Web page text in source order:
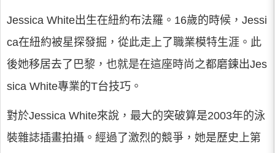
Jessica White出生在紐約布法羅。16歲的時候，Jessi
ca在紐約被星探發掘，從此走上了職業模特生涯。此
後她移居去了巴黎，也就是在這座時尚之都磨鍊出Jes
sica White專業的T台技巧。
對於Jessica White來說，最大的突破算是2003年的泳
裝雜誌插畫拍攝。經過了激烈的競爭，她是歷史上第